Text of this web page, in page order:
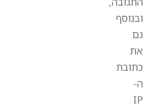
ובנוסף
גם
את
כתובת
ה-
IP